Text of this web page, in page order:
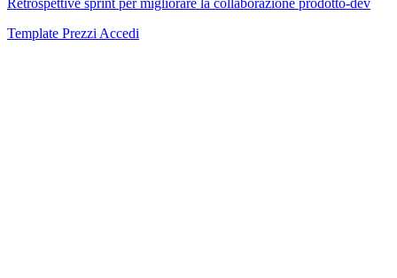
Retrospettive sprint per migliorare la collaborazione prodotto-dev
Template Prezzi Accedi